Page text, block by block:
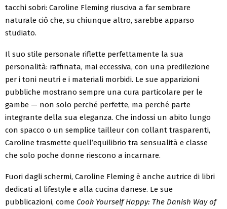
tacchi sobri: Caroline Fleming riusciva a far sembrare
naturale ciò che, su chiunque altro, sarebbe apparso
studiato.
Il suo stile personale riflette perfettamente la sua
personalità: raffinata, mai eccessiva, con una predilezione
per i toni neutri e i materiali morbidi. Le sue apparizioni
pubbliche mostrano sempre una cura particolare per le
gambe — non solo perché perfette, ma perché parte
integrante della sua eleganza. Che indossi un abito lungo
con spacco o un semplice tailleur con collant trasparenti,
Caroline trasmette quell’equilibrio tra sensualità e classe
che solo poche donne riescono a incarnare.
Fuori dagli schermi, Caroline Fleming è anche autrice di libri
dedicati al lifestyle e alla cucina danese. Le sue
pubblicazioni, come Cook Yourself Happy: The Danish Way of